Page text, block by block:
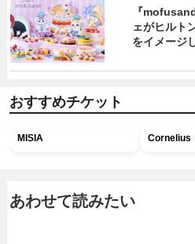
『
ェがヒルト
をイメージ
おすすめチケット
MISIA Cornelius
あわせて読みたい